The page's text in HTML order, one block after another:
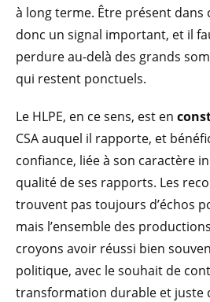
à long terme. Être présent dans
donc un signal important, et il
perdure au-delà des grands
qui restent ponctuels.
Le HLPE, en ce sens, est en
CSA auquel il rapporte, et
confiance, liée à son caractère
qualité de ses rapports. Les
trouvent pas toujours d’échos
mais l’ensemble des
croyons avoir réussi bien
politique, avec le souhait de
transformation durable et juste